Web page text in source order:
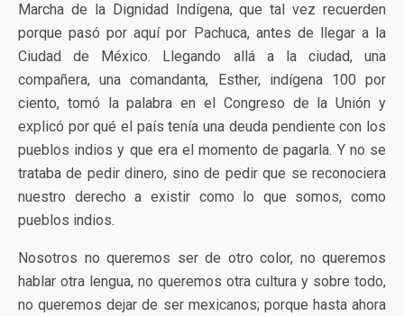
Marcha de la Dignidad Indígena, que tal vez recuerden
porque pasó por aquí por Pachuca, antes de llegar a la
Ciudad de México. Llegando allá a la ciudad, una
compañera, una comandanta, Esther, indígena 100 por
ciento, tomó la palabra en el Congreso de la Unión y
explicó por qué el país tenía una deuda pendiente con los
pueblos indios y que era el momento de pagarla. Y no se
trataba de pedir dinero, sino de pedir que se reconociera
nuestro derecho a existir como lo que somos, como
pueblos indios.
Nosotros no queremos ser de otro color, no queremos
hablar otra lengua, no queremos otra cultura y sobre todo,
no queremos dejar de ser mexicanos; porque hasta ahora